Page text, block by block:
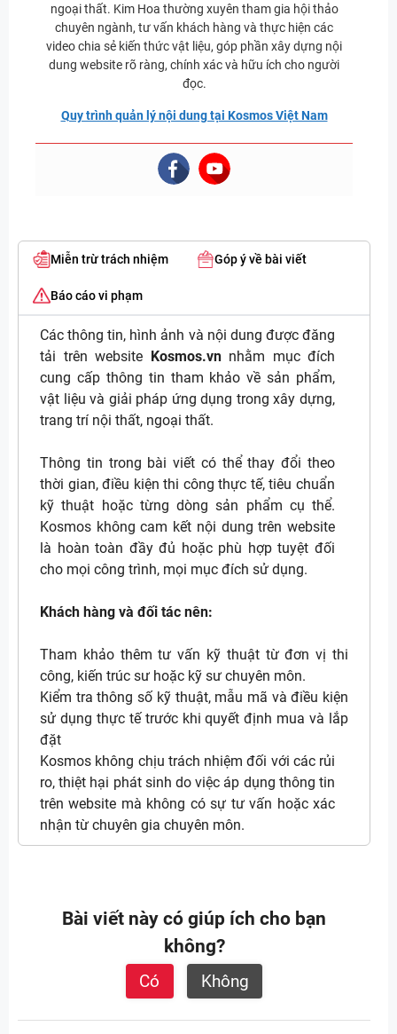
ngoại thất. Kim Hoa thường xuyên tham gia hội thảo
chuyên ngành, tư vấn khách hàng và thực hiện các
video chia sẻ kiến thức vật liệu, góp phần xây dựng nội
dung website rõ ràng, chính xác và hữu ích cho người
đọc.
Quy trình quản lý nội dung tại Kosmos Việt Nam
Miễn trừ trách nhiệm Góp ý về bài viết
Báo cáo vi phạm
Các thông tin, hình ảnh và nội dung được đăng
tải trên website Kosmos.vnnhằm mục đích
cung cấp thông tin tham khảo về sản phẩm,
vật liệu và giải pháp ứng dụng trong xây dựng,
trang trí nội thất, ngoại thất.
Thông tin trong bài viết có thể thay đổi theo
thời gian, điều kiện thi công thực tế, tiêu chuẩn
kỹ thuật hoặc từng dòng sản phẩm cụ thể.
Kosmos không cam kết nội dung trên website
là hoàn toàn đầy đủ hoặc phù hợp tuyệt đối
cho mọi công trình, mọi mục đích sử dụng.
Khách hàng và đối tác nên:
Tham khảo thêm tư vấn kỹ thuật từ đơn vị thi
công, kiến trúc sư hoặc kỹ sư chuyên môn.
Kiểm tra thông số kỹ thuật, mẫu mã và điều kiện
sử dụng thực tế trước khi quyết định mua và lắp
đặt
Kosmos không chịu trách nhiệm đối với các rủi
ro, thiệt hại phát sinh do việc áp dụng thông tin
trên website mà không có sự tư vấn hoặc xác
nhận từ chuyên gia chuyên môn.
Bài viết này có giúp ích cho bạn
không?
Có Không